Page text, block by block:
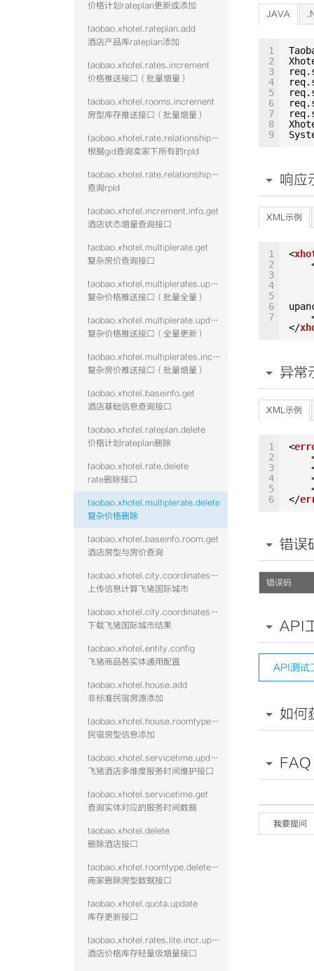
价格计划rateplan更新或添加
taobao.xhotel.rateplan.add
酒店产品库rateplan添加
taobao.xhotel.rates.increment
价格推送接口（批量增量）
taobao.xhotel.rooms.increment
房型库存推送接口（批量增量）
taobao.xhotel.rate.relationshipwithrp.get
根据gid查询卖家下所有的rpId
taobao.xhotel.rate.relationshipwithroom.get
查询rpId
taobao.xhotel.increment.info.get
酒店状态增量查询接口
taobao.xhotel.multiplerate.get
复杂房价查询接口
taobao.xhotel.multiplerates.update
复杂价格推送接口（批量全量）
taobao.xhotel.multiplerate.update
复杂价格推送接口（全量更新）
taobao.xhotel.multiplerates.increment
复杂房价推送接口（批量增量）
taobao.xhotel.baseinfo.get
酒店基础信息查询接口
taobao.xhotel.rateplan.delete
价格计划rateplan删除
taobao.xhotel.rate.delete
rate删除接口
taobao.xhotel.multiplerate.delete
复杂价格删除
taobao.xhotel.baseinfo.room.get
酒店房型与房价查询
taobao.xhotel.city.coordinates.batch.upload
上传信息计算飞猪国际城市
taobao.xhotel.city.coordinates.batch.download
下载飞猪国际城市结果
taobao.xhotel.entity.config
飞猪商品各实体通用配置
taobao.xhotel.house.add
非标准民宿房源添加
taobao.xhotel.house.roomtype.add
民宿房型信息添加
taobao.xhotel.servicetime.update
飞猪酒店多维度服务时间维护接口
taobao.xhotel.servicetime.get
查询实体对应的服务时间数据
taobao.xhotel.delete
删除酒店接口
taobao.xhotel.roomtype.delete.public
商家删除房型数据接口
taobao.xhotel.quota.update
库存更新接口
taobao.xhotel.rates.lite.incr.update
酒店价格库存轻量级增量接口
JAVA
1
2
3
4
5
6
7
8
9
响应
XML示例
1
2
3
4
5
6
7
<
</
异常
XML示例
1
2
3
4
5
6
<
</
错误
错误码
API
API测试
如何
FAQ
我要提问